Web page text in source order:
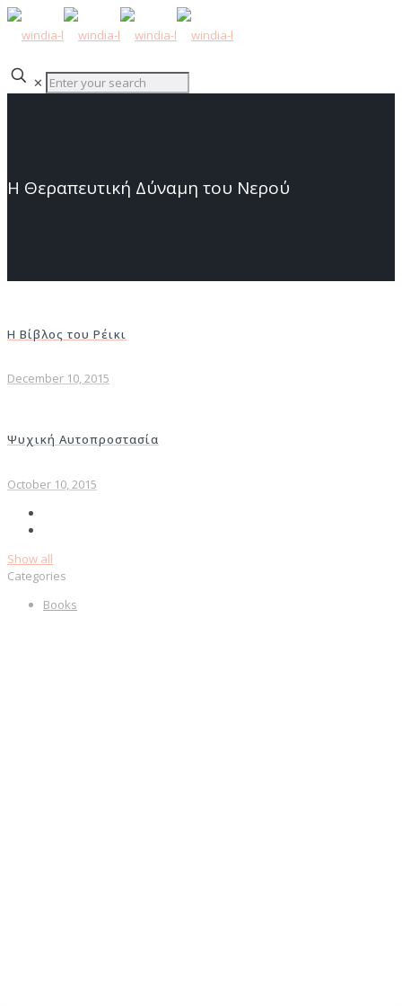
✕
Η Θεραπευτική Δύναμη του Νερού
Η Βίβλος του Ρέικι
December 10, 2015
Ψυχική Αυτοπροστασία
October 10, 2015
Show all
Categories
Books